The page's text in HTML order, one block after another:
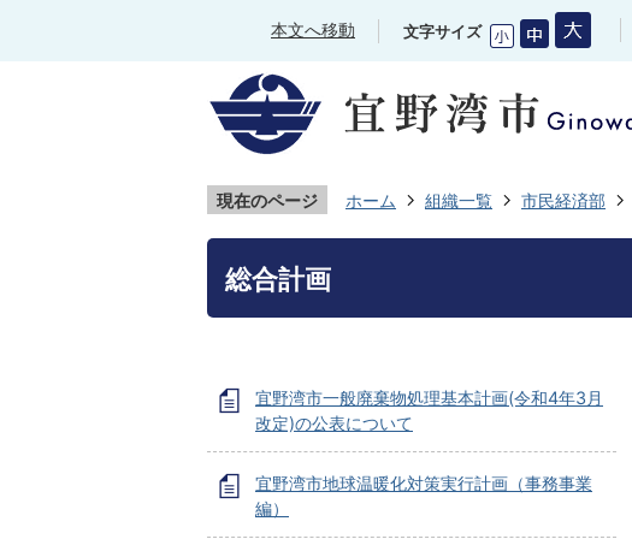
本文へ移動 文字サイズ
現在のページ ホーム 組織一覧 市民経済部
総合計画
宜野湾市一般廃棄物処理基本計画(令和4年3月
改定)の公表について
宜野湾市地球温暖化対策実行計画（事務事業
編）